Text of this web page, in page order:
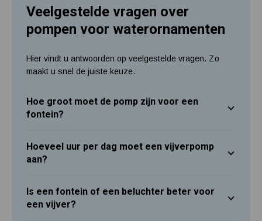
Veelgestelde vragen over
pompen voor waterornamenten
Hier vindt u antwoorden op veelgestelde vragen. Zo
maakt u snel de juiste keuze.
Hoe groot moet de pomp zijn voor een
fontein?
Hoeveel uur per dag moet een vijverpomp
aan?
Is een fontein of een beluchter beter voor
een vijver?